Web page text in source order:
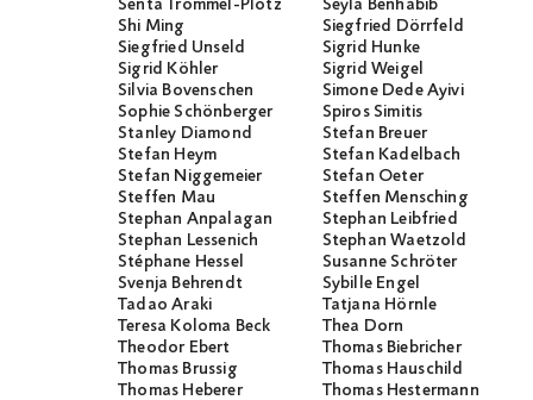
Senta Trömmel-Plötz
Seyla Benhabib
Shi Ming
Siegfried Dörrfeld
Siegfried Unseld
Sigrid Hunke
Sigrid Köhler
Sigrid Weigel
Silvia Bovenschen
Simone Dede Ayivi
Sophie Schönberger
Spiros Simitis
Stanley Diamond
Stefan Breuer
Stefan Heym
Stefan Kadelbach
Stefan Niggemeier
Stefan Oeter
Steffen Mau
Steffen Mensching
Stephan Anpalagan
Stephan Leibfried
Stephan Lessenich
Stephan Waetzold
Stéphane Hessel
Susanne Schröter
Svenja Behrendt
Sybille Engel
Tadao Araki
Tatjana Hörnle
Teresa Koloma Beck
Thea Dorn
Theodor Ebert
Thomas Biebricher
Thomas Brussig
Thomas Hauschild
Thomas Heberer
Thomas Hestermann